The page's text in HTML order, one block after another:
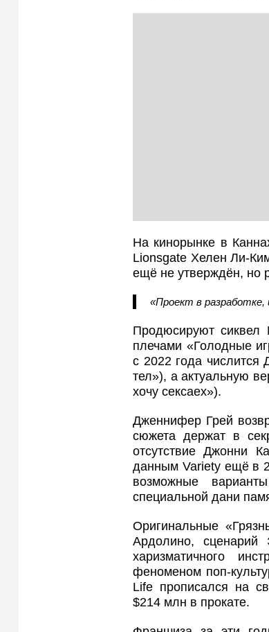
На кинорынке в
Lionsgate Хелен Ли-
ещё не утверждён, но
«Проект в
Продюсируют
плечами «Голодные
с 2022 года
тел»), а актуальную
хочу сексаex»).
Дженнифер Грей
сюжета держат в
отсутствие Джонни
данным Variety ещё в
возможные
специальной дани
Оригинальные
Ардолино,
харизматичного
феноменом поп-
Life прописался на
$214 млн в прокате.